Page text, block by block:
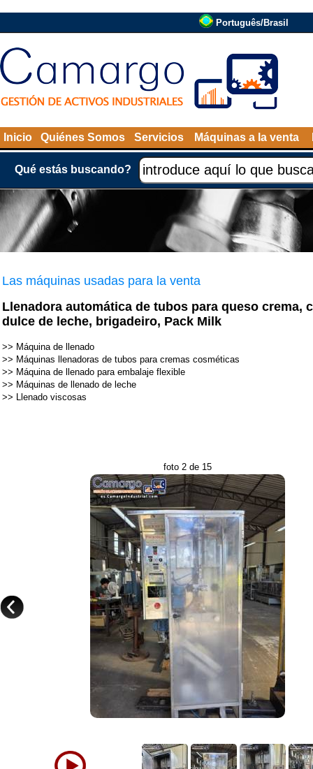
Português/Brasil
Inicio Quiénes Somos Servicios Máquinas a la venta
Qué estás buscando?
Las máquinas usadas para la venta
Llenadora automática de tubos para queso crema,
dulce de leche, brigadeiro, Pack Milk
>> Máquina de llenado
>> Máquinas llenadoras de tubos para cremas cosméticas
>> Máquina de llenado para embalaje flexible
>> Máquinas de llenado de leche
>> Llenado viscosas
foto 2 de 15